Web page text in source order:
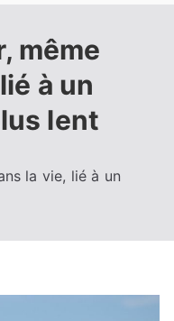
même
à un
lent
la vie, lié à un